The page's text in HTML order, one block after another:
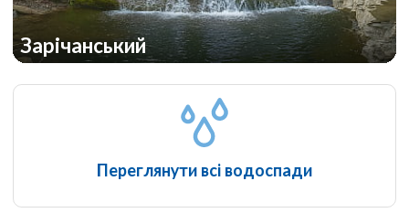
Зарічанський
Переглянути всі водоспади